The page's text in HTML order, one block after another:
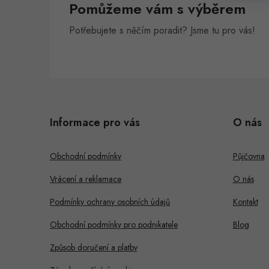
Pomůžeme vám s výběrem
Potřebujete s něčím poradit? Jsme tu pro vás!
Informace pro vás
Obchodní podmínky
Vrácení a reklamace
Podmínky ochrany osobních údajů
Obchodní podmínky pro podnikatele
Způsob doručení a platby
O nás
Půjčovna
O nás
Kontakt
Blog